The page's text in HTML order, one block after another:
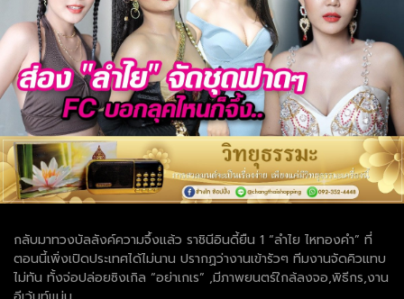
กลับมาทวงบัลลังค์ความจึ้งแล้ว ราชินีอินดี้ยืน 1 “ลำไย ไหทองคำ” ที่
ตอนนี้เพิ่งเปิดประเทศได้ไม่นาน ปรากฏว่างานเข้ารัวๆ ทีมงานจัดคิวแทบ
ไม่ทัน ทั้งจ่อปล่อยซิงเกิล “อย่าเกเร” ,มีภาพยนตร์ใกล้ลงจอ,พิธีกร,งาน